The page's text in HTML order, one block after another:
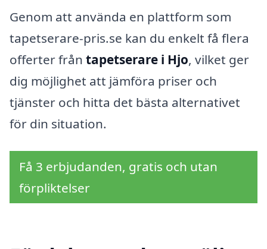
Genom att använda en plattform som
tapetserare-pris.se kan du enkelt få flera
offerter från tapetserare i Hjo, vilket ger
dig möjlighet att jämföra priser och
tjänster och hitta det bästa alternativet
för din situation.
Få 3 erbjudanden, gratis och utan
förpliktelser